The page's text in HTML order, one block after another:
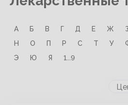
А Б В Г Д Е Ж З
Н
О П Р С Т У
Э
Ю Я 1...9